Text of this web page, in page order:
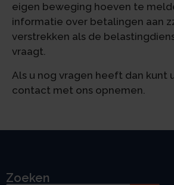
eigen beweging hoeven te
informatie over betalingen aan
verstrekken als de
vraagt.
Als u nog vragen heeft dan kunt
contact met ons opnemen.
Zoeken